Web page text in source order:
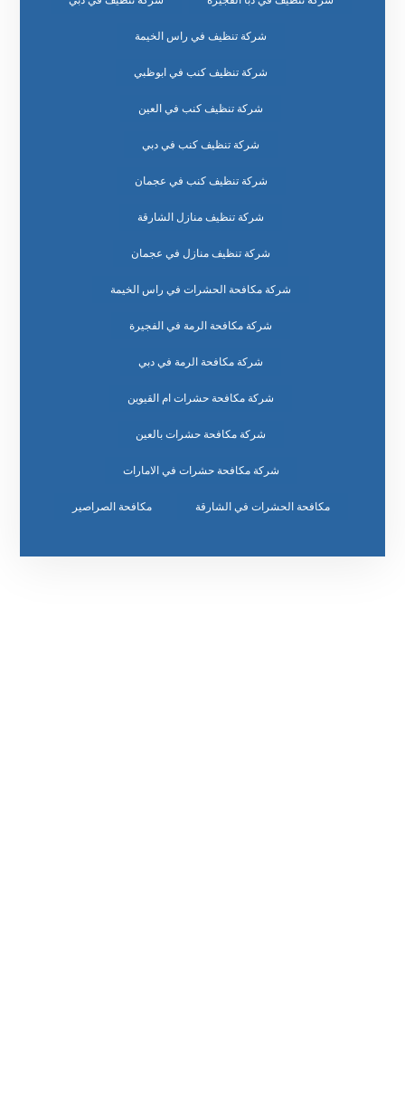
شركة تنظيف في راس الخيمة
شركة تنظيف كنب في ابوظبي
شركة تنظيف كنب في العين
شركة تنظيف كنب في دبي
شركة تنظيف كنب في عجمان
شركة تنظيف منازل الشارقة
شركة تنظيف منازل في عجمان
شركة مكافحة الحشرات في راس الخيمة
شركة مكافحة الرمة في الفجيرة
شركة مكافحة الرمة في دبي
شركة مكافحة حشرات ام القيوين
شركة مكافحة حشرات بالعين
شركة مكافحة حشرات في الامارات
مكافحة الحشرات في الشارقة مكافحة الصراصير